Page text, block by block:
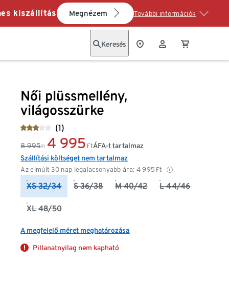
kiszállítás Megnézem További információk
Keresés
Női plüssmellény,
világosszürke
(1)
8 995 Ft 4 995 Ft
Az elmúlt 30 nap legalacsonyabb ára: 4 995 Ft
ÁFA-t tartalmaz
Szállítási költséget nem tartalmaz
XS 32/34 S 36/38 M 40/42 L 44/46
XL 48/50
A megfelelő méret meghatározása
Pillanatnyilag nem kapható